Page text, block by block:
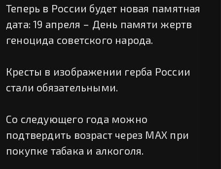
Теперь в России будет новая памятная
дата: 19 апреля – День памяти жертв
геноцида советского народа.
Кресты в изображении герба России
стали обязательными.
Со следующего года можно
подтвердить возраст через МАХ при
покупке табака и алкоголя.